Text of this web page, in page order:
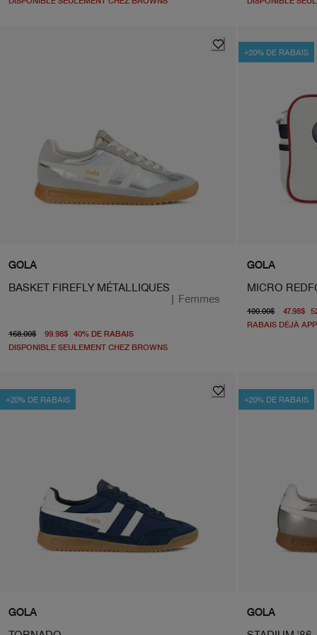
GOLA
BASKET FIREFLY MÉTALLIQUES
| Femmes
168.00$ prix d'origine 168.00$
99.98$ 40% DE RABAISÀ partir du prix actuel 99.98$
DISPONIBLE SEULEMENT CHEZ BROWNS
+20% DE RABAIS
GOLA
MICRO
100.00$ prix
47.98$
RABAIS DÉJÀ
+20% DE RABAIS
GOLA
+20% DE RABAIS
GOLA